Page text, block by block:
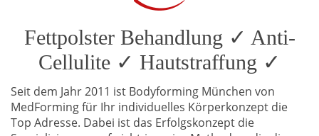
Fettpolster Behandlung ✓ Anti-
Cellulite ✓ Hautstraffung ✓
Seit dem Jahr 2011 ist Bodyforming München von
MedForming für Ihr individuelles Körperkonzept die
Top Adresse. Dabei ist das Erfolgskonzept die